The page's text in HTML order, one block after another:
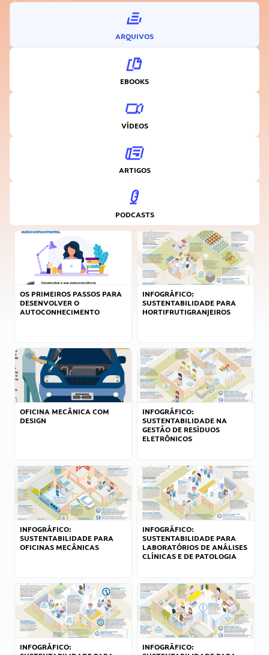
ARQUIVOS
EBOOKS
VÍDEOS
ARTIGOS
PODCASTS
OS PRIMEIROS PASSOS PARA
DESENVOLVER O
AUTOCONHECIMENTO
INFOGRÁFICO:
SUSTENTABILIDADE PARA
HORTIFRUTIGRANJEIROS
OFICINA MECÂNICA COM
DESIGN
INFOGRÁFICO:
SUSTENTABILIDADE NA
GESTÃO DE RESÍDUOS
ELETRÔNICOS
INFOGRÁFICO:
SUSTENTABILIDADE PARA
OFICINAS MECÂNICAS
INFOGRÁFICO:
SUSTENTABILIDADE PARA
LABORATÓRIOS DE ANÁLISES
CLÍNICAS E DE PATOLOGIA
INFOGRÁFICO:
INFOGRÁFICO: